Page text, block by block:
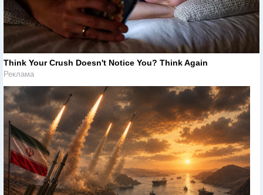
Think Your Crush Doesn't Notice You? Think Again
Реклама